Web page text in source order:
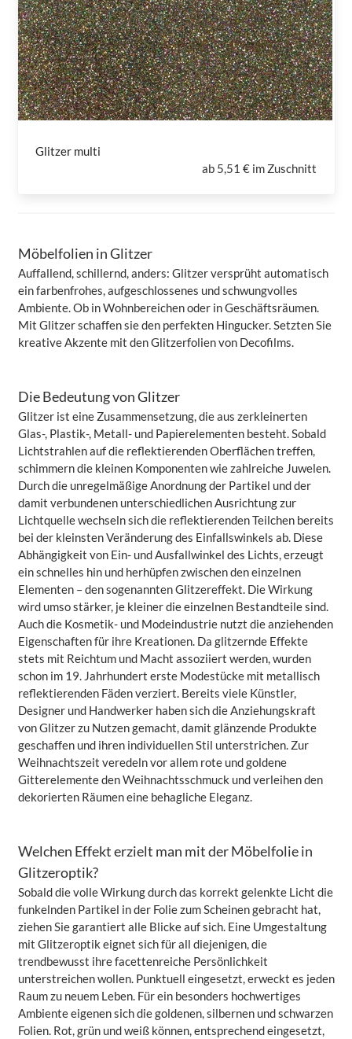
Glitzer multi
ab 5,51 € im Zuschnitt
Möbelfolien in Glitzer
Auffallend, schillernd, anders: Glitzer versprüht automatisch
ein farbenfrohes, aufgeschlossenes und schwungvolles
Ambiente. Ob in Wohnbereichen oder in Geschäftsräumen.
Mit Glitzer schaffen sie den perfekten Hingucker. Setzten Sie
kreative Akzente mit den Glitzerfolien von Decofilms.
Die Bedeutung von Glitzer
Glitzer ist eine Zusammensetzung, die aus zerkleinerten
Glas-, Plastik-, Metall- und Papierelementen besteht. Sobald
Lichtstrahlen auf die reflektierenden Oberflächen treffen,
schimmern die kleinen Komponenten wie zahlreiche Juwelen.
Durch die unregelmäßige Anordnung der Partikel und der
damit verbundenen unterschiedlichen Ausrichtung zur
Lichtquelle wechseln sich die reflektierenden Teilchen bereits
bei der kleinsten Veränderung des Einfallswinkels ab. Diese
Abhängigkeit von Ein- und Ausfallwinkel des Lichts, erzeugt
ein schnelles hin und herhüpfen zwischen den einzelnen
Elementen – den sogenannten Glitzereffekt. Die Wirkung
wird umso stärker, je kleiner die einzelnen Bestandteile sind.
Auch die Kosmetik- und Modeindustrie nutzt die anziehenden
Eigenschaften für ihre Kreationen. Da glitzernde Effekte
stets mit Reichtum und Macht assoziiert werden, wurden
schon im 19. Jahrhundert erste Modestücke mit metallisch
reflektierenden Fäden verziert. Bereits viele Künstler,
Designer und Handwerker haben sich die Anziehungskraft
von Glitzer zu Nutzen gemacht, damit glänzende Produkte
geschaffen und ihren individuellen Stil unterstrichen. Zur
Weihnachtszeit veredeln vor allem rote und goldene
Gitterelemente den Weihnachtsschmuck und verleihen den
dekorierten Räumen eine behagliche Eleganz.
Welchen Effekt erzielt man mit der Möbelfolie in
Glitzeroptik?
Sobald die volle Wirkung durch das korrekt gelenkte Licht die
funkelnden Partikel in der Folie zum Scheinen gebracht hat,
ziehen Sie garantiert alle Blicke auf sich. Eine Umgestaltung
mit Glitzeroptik eignet sich für all diejenigen, die
trendbewusst ihre facettenreiche Persönlichkeit
unterstreichen wollen. Punktuell eingesetzt, erweckt es jeden
Raum zu neuem Leben. Für ein besonders hochwertiges
Ambiente eigenen sich die goldenen, silbernen und schwarzen
Folien. Rot, grün und weiß können, entsprechend eingesetzt,